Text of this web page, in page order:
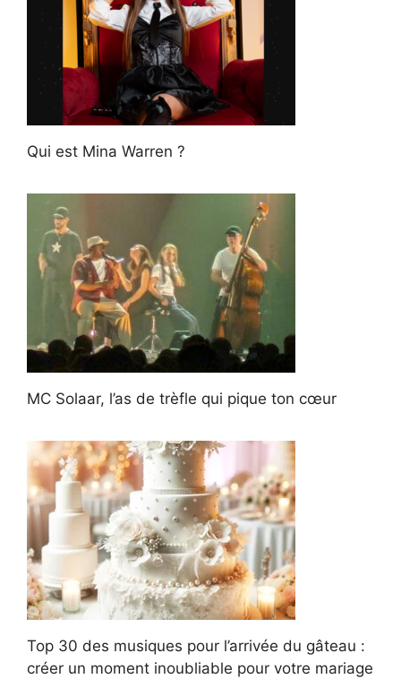
Qui est Mina Warren ?
MC Solaar, l’as de trèfle qui pique ton cœur
Top 30 des musiques pour l’arrivée du gâteau :
créer un moment inoubliable pour votre mariage